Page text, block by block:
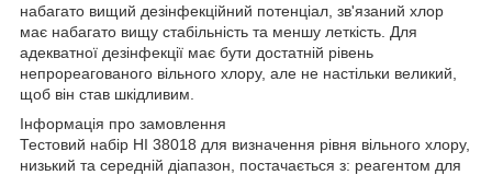
набагато вищий дезінфекційний потенціал, зв'язаний хлор
має набагато вищу стабільність та меншу леткість. Для
адекватної дезінфекції має бути достатній рівень
непрореагованого вільного хлору, але не настільки великий,
щоб він став шкідливим.
Інформація про замовлення
Тестовий набір HI 38018 для визначення рівня вільного хлору,
низький та середній діапазон, постачається з: реагентом для